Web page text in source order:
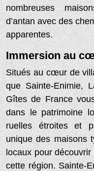
nombreuses
d’antan avec des
apparentes.
Immersion au
Situés au cœur de
que Sainte-Enimie,
Gîtes de France
dans le patrimoine
ruelles étroites et
unique des maisons
locaux pour découvrir
cette région. Sainte-